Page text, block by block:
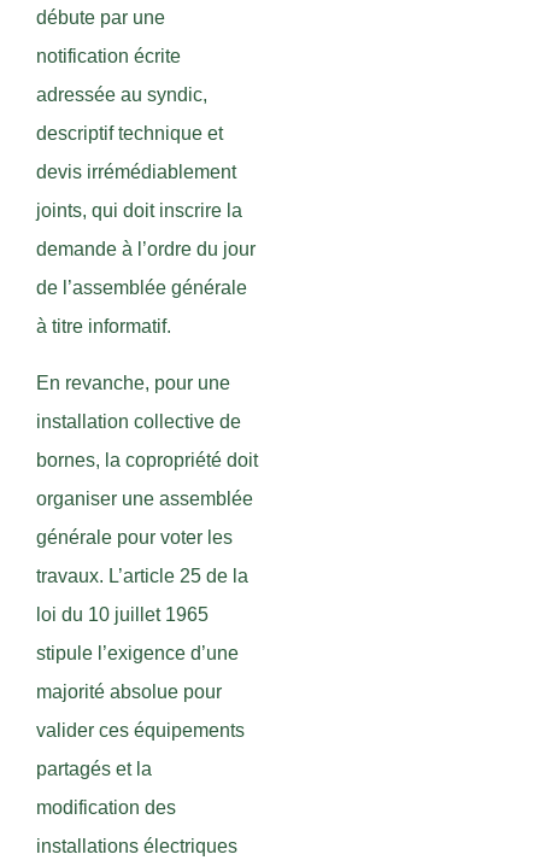
débute par une
notification écrite
adressée au syndic,
descriptif technique et
devis irrémédiablement
joints, qui doit inscrire la
demande à l’ordre du jour
de l’assemblée générale
à titre informatif.
En revanche, pour une
installation collective de
bornes, la copropriété doit
organiser une assemblée
générale pour voter les
travaux. L’article 25 de la
loi du 10 juillet 1965
stipule l’exigence d’une
majorité absolue pour
valider ces équipements
partagés et la
modification des
installations électriques